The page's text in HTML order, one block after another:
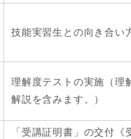
技能実習生との向き合い
理解度テストの実施（理
解説を含みます。）
「受講証明書」の交付《